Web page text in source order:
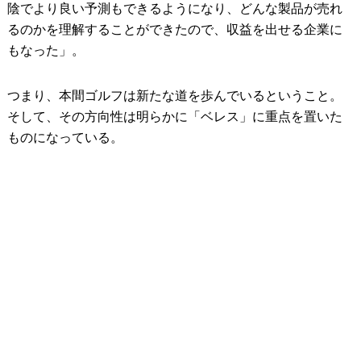
陰でより良い予測もできるようになり、どんな製品が売れ
るのかを理解することができたので、収益を出せる企業に
もなった」。
つまり、本間ゴルフは新たな道を歩んでいるということ。
そして、その方向性は明らかに「ベレス」に重点を置いた
ものになっている。